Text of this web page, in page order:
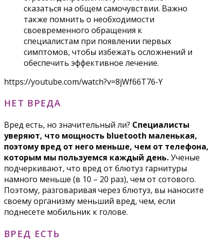
сказаться на общем самочувствии. Важно
также помнить о необходимости
своевременного обращения к
специалистам при появлении первых
симптомов, чтобы избежать осложнений и
обеспечить эффективное лечение.
https://youtube.com/watch?v=8jWf66T76-Y
НЕТ ВРЕДА
Вред есть, но значительный ли? Специалисты
уверяют, что мощность bluetooth маленькая,
поэтому вред от него меньше, чем от телефона,
которым мы пользуемся каждый день.Ученые
подчеркивают, что вред от блютуз гарнитуры
намного меньше (в 10 – 20 раз), чем от сотового.
Поэтому, разговаривая через блютуз, вы наносите
своему организму меньший вред, чем, если
поднесете мобильник к голове.
ВРЕД ЕСТЬ